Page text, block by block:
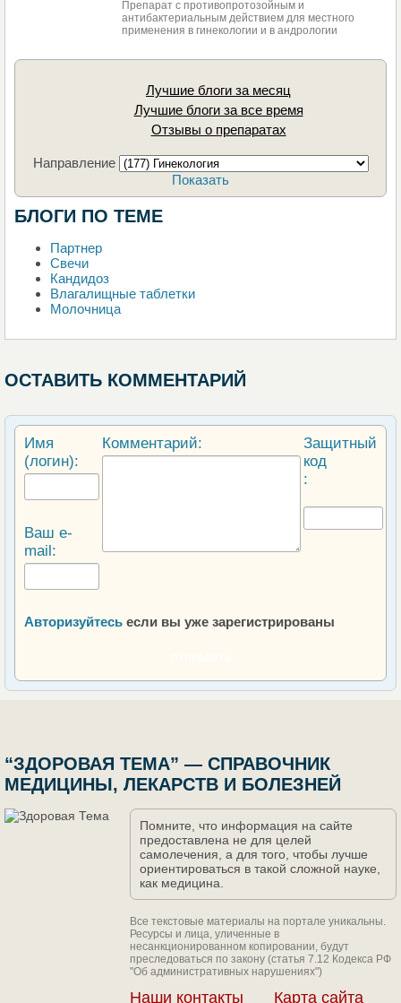
Препарат с противопротозойным и
антибактериальным действием для местного
применения в гинекологии и в андрологии
Лучшие блоги за месяц
Лучшие блоги за все время
Отзывы о препаратах
Направление
Показать
БЛОГИ ПО ТЕМЕ
Партнер
Свечи
Кандидоз
Влагалищные таблетки
Молочница
ОСТАВИТЬ КОММЕНТАРИЙ
Имя
(логин):
Ваш e-
mail:
Комментарий:
Защитный
код
:
Авторизуйтесь если вы уже зарегистрированы
“ЗДОРОВАЯ ТЕМА” — СПРАВОЧНИК
МЕДИЦИНЫ, ЛЕКАРСТВ И БОЛЕЗНЕЙ
Помните, что информация на сайте
предоставлена не для целей
самолечения, а для того, чтобы лучше
ориентироваться в такой сложной науке,
как медицина.
Все текстовые материалы на портале уникальны.
Ресурсы и лица, уличенные в
несанкционированном копировании, будут
преследоваться по закону (статья 7.12 Кодекса РФ
"Об административных нарушениях")
Наши контакты Карта сайта